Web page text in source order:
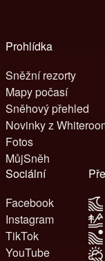
Prohlídka
Sněžní rezorty
Mapy počasí
Sněhový přehled
Novinky z
Fotos
MůjSněh
Sociální
Facebook
Instagram
TikTok
YouTube